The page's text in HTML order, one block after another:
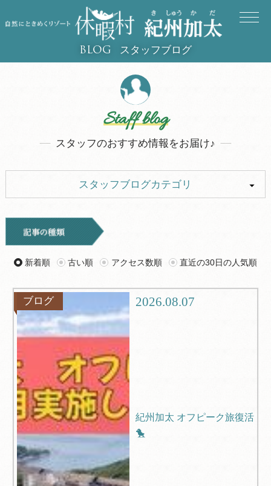
BLOG スタッフブログ
Staff blog
スタッフのおすすめ情報をお届け♪
スタッフブログカテゴリ
キャンプ
旅行記 ツアー
グルメ
ブログ
新着順 古い順 アクセス数順 直近の30日の人気順
ブログ 2026.08.07
紀州加太 オフピーク旅復活
🐤